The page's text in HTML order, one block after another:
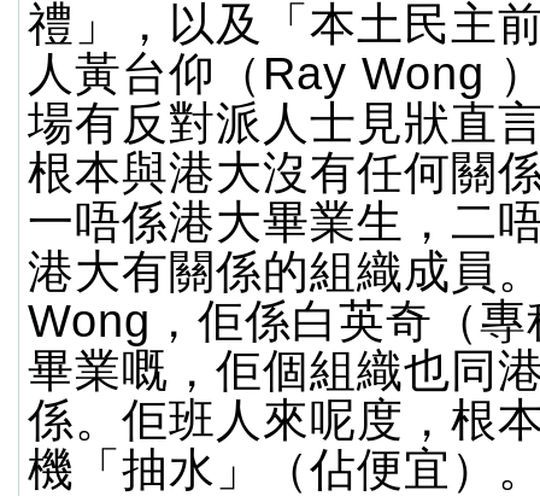
禮」，以及「本土民主
人黃台仰（Ray Wong
場有反對派人士見狀直
根本與港大沒有任何關
一唔係港大畢業生，二
港大有關係的組織成員
Wong，佢係白英奇（
畢業嘅，佢個組織也同
係。佢班人來呢度，根
機「抽水」（佔便宜）